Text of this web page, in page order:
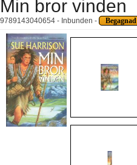
Min bror vinden
9789143040654 - Inbunden - Begagnad